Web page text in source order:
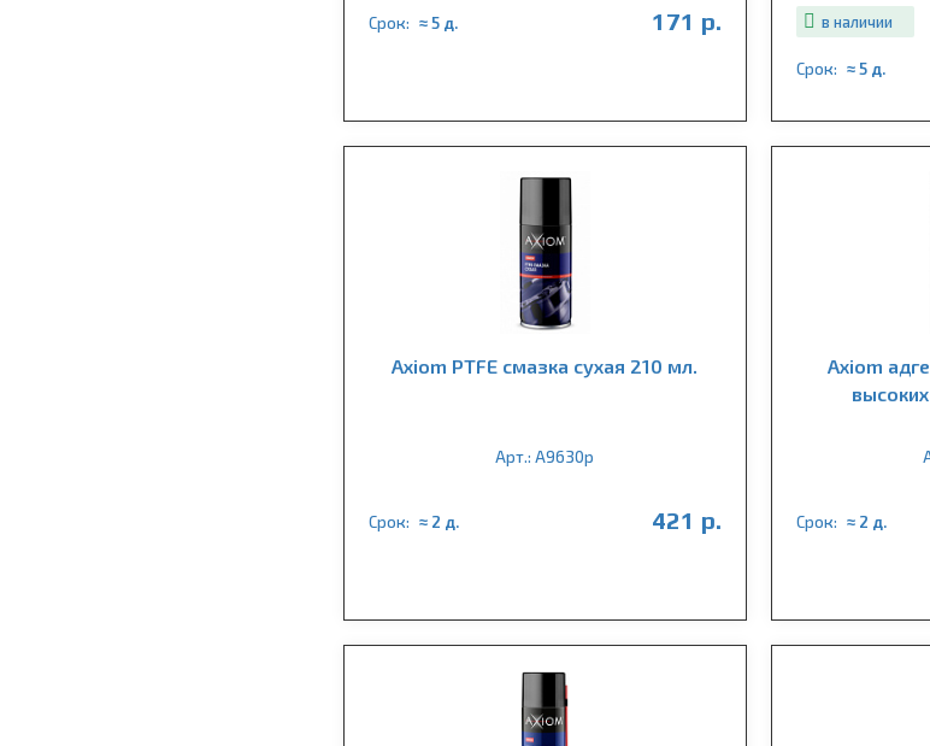
Срок: ≈ 5 д. 171 р. в наличии
Срок: ≈ 5 д.
Axiom PTFE смазка сухая 210 мл.
Арт.: A9630p
Срок: ≈ 2 д. 421 р.
Axiom
Срок: ≈ 2 д.